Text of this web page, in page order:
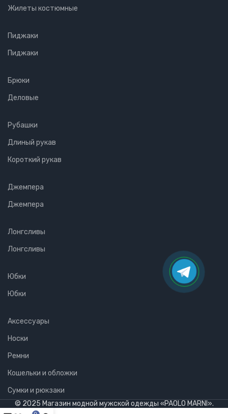
Жилеты костюмные
Пиджаки
Пиджаки
Брюки
Деловые
Рубашки
Длиный рукав
Короткий рукав
Джемпера
Джемпера
Лонгсливы
Лонгсливы
Юбки
Юбки
Аксессуары
Носки
Ремни
Кошельки и обложки
Сумки и рюкзаки
© 2025 Магазин модной мужской одежды «PAOLO MARNI».